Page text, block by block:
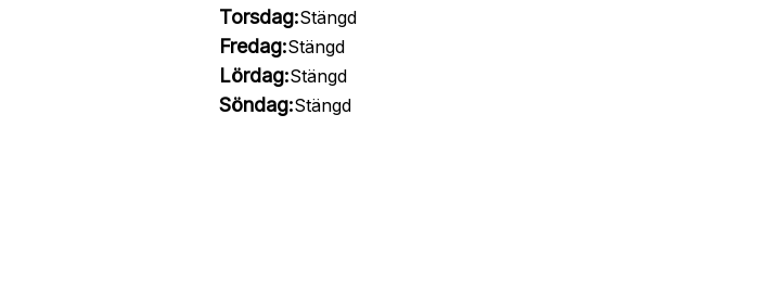
Torsdag:Stängd
Fredag:Stängd
Lördag:Stängd
Söndag:Stängd